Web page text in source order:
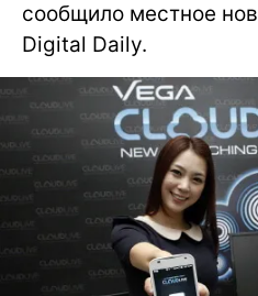
сообщило местное
Digital Daily.